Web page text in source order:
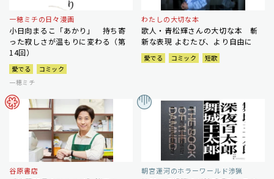
一穂ミチの日々漫画
小日向まるこ「あかり」 持ち寄
った寂しさが温もりに変わる（第
14回）
愛でる
コミック
一穂ミチ
わたしの大切な本
歌人・青松輝さんの大切な本 斬
新な表現 よむたび、より自由に
愛でる コミック 短歌
谷原書店 朝宮運河のホラーワールド渉猟